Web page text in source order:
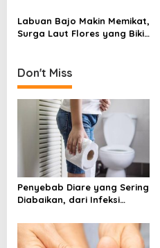
o
Terasa Berbeda
Labuan Bajo Makin Memikat,
Surga Laut Flores yang Bikin
Don't Miss
Penyebab Diare yang Sering
Diabaikan, dari Infeksi